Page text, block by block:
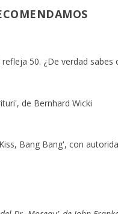
50. ¿De verdad
de Bernhard Wicki
Bang Bang', con